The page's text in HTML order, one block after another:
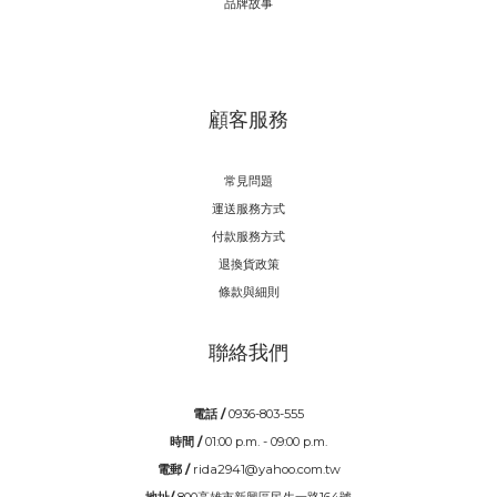
品牌故事
顧客服務
常見問題
運送服務方式
付款服務方式
退換貨政策
條款與細則
聯絡我們
電話 /0936-803-555
時間 /01:00 p.m. - 09:00 p.m.
電郵 / rida2941@yahoo.com.tw